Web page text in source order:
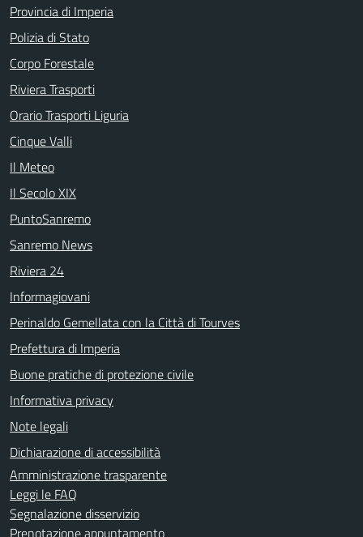
Provincia di Imperia
Polizia di Stato
Corpo Forestale
Riviera Trasporti
Orario Trasporti Liguria
Cinque Valli
Il Meteo
Il Secolo XIX
PuntoSanremo
Sanremo News
Riviera 24
Informagiovani
Perinaldo Gemellata con la Città di Tourves
Prefettura di Imperia
Buone pratiche di protezione civile
Informativa privacy
Note legali
Dichiarazione di accessibilità
Amministrazione trasparente
Leggi le FAQ
Segnalazione disservizio
Prenotazione appuntamento